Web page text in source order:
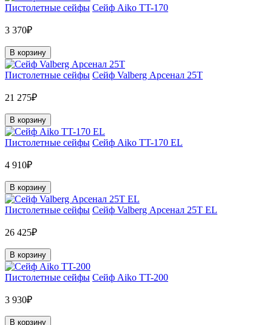
Пистолетные сейфы Сейф Aiko TT-170
3 370₽
В корзину
Пистолетные сейфы Сейф Valberg Арсенал 25Т
21 275₽
В корзину
Пистолетные сейфы Сейф Aiko TT-170 EL
4 910₽
В корзину
Пистолетные сейфы Сейф Valberg Арсенал 25Т EL
26 425₽
В корзину
Пистолетные сейфы Сейф Aiko TT-200
3 930₽
В корзину